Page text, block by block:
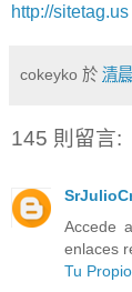
http://sitetag.us
cokeyko 於 清
145 則留言:
Accede
enlaces
Tu